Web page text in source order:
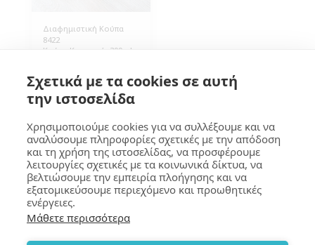
Διαφημιστική Κούπα
8422
Κούπα Κεραμική, 300ml,
Διάσταση 8Øx9εκ (ΔxΥ),
Ατομική Συσκευασία σε
κουτί, τεμάχια 40.
3.70€
ΓΚΟΥΜΑ Design
Πνευματικά Δικαιώματα © 2026 Όλα τα δικαιώματα κατοχυρωμένα
Όροι|Προστασία Προσωπικών Δεδομένων|Προσβασιμότητα
Σχετικά με τα cookies σε αυτή
την ιστοσελίδα
Χρησιμοποιούμε cookies για να συλλέξουμε και να
αναλύσουμε πληροφορίες σχετικές με την απόδοση
και τη χρήση της ιστοσελίδας, να προσφέρουμε
λειτουργίες σχετικές με τα κοινωνικά δίκτυα, να
βελτιώσουμε την εμπειρία πλοήγησης και να
εξατομικεύσουμε περιεχόμενο και προωθητικές
ενέργειες.
Μάθετε περισσότερα